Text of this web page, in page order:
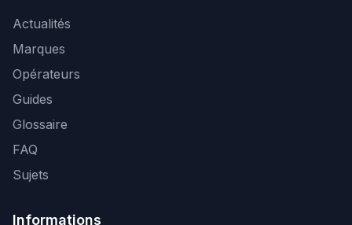
Actualités
Marques
Opérateurs
Guides
Glossaire
FAQ
Sujets
Informations